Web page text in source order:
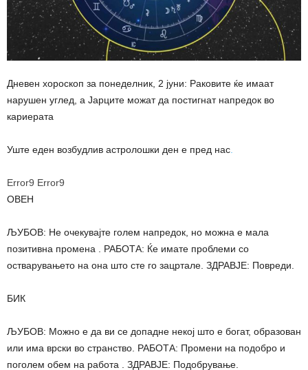
Дневен хороскоп за понеделник, 2 јуни: Раковите ќе имаат
нарушен углед, а Јарците можат да постигнат напредок во
кариерата
Уште еден возбудлив астролошки ден е пред нас.
Error9 Error9
ОВЕН
ЉУБОВ: Не очекувајте голем напредок, но можна е мала
позитивна промена . РАБОТА: Ќе имате проблеми со
остварувањето на она што сте го зацртале. ЗДРАВЈЕ: Повреди.
БИК
ЉУБОВ: Можно е да ви се допадне некој што е богат, образован
или има врски во странство. РАБОТА: Промени на подобро и
поголем обем на работа . ЗДРАВЈЕ: Подобрување.